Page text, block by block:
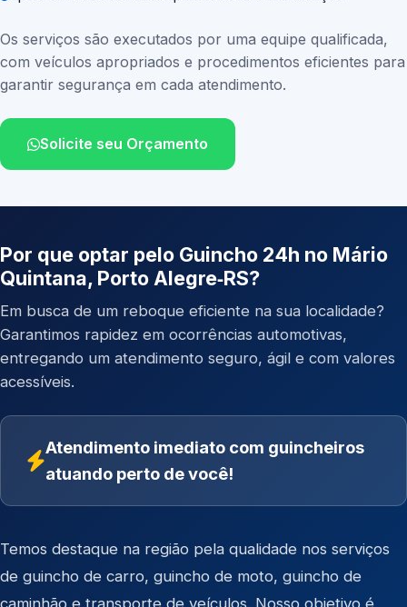
Os serviços são executados por uma equipe qualificada,
com veículos apropriados e procedimentos eficientes para
garantir segurança em cada atendimento.
Solicite seu Orçamento
Por que optar pelo Guincho 24h no Mário
Quintana, Porto Alegre‑RS?
Em busca de um reboque eficiente na sua localidade?
Garantimos rapidez em ocorrências automotivas,
entregando um atendimento seguro, ágil e com valores
acessíveis.
Atendimento imediato com guincheiros
atuando perto de você!
Temos destaque na região pela qualidade nos serviços
de guincho de carro, guincho de moto, guincho de
caminhão e transporte de veículos . Nosso objetivo é